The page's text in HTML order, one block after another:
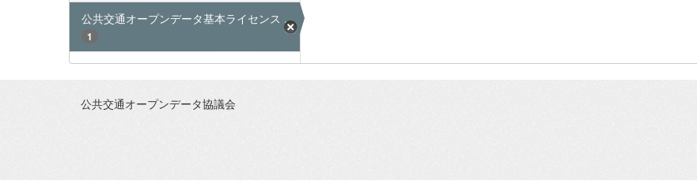
公共交通オープンデータ基本ライセンス ...
1
公共交通オープンデータ協議会